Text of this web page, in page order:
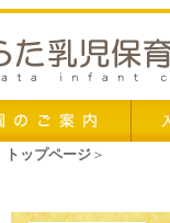
トップページ＞